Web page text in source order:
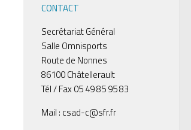
CONTACT
Secrétariat Général
Salle Omnisports
Route de Nonnes
86100 Châtellerault
Tél / Fax 05 49 85 95 83
Mail : csad-c@sfr.fr